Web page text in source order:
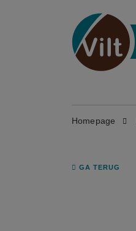
Homepage
GA TERUG